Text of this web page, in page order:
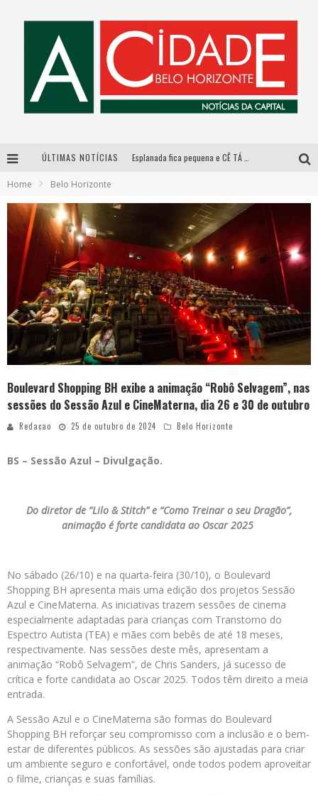
ÚLTIMAS NOTÍCIAS
DiamondMall recebe experiência imersiva que recria o Coliseu e a grandiosidade da Roma Antiga
Galeria Murilo Castro promove curso sobre a História da Arte Brasileira, do Modernismo à produção contemporânea
Home Belo Horizonte
Boulevard Shopping BH exibe a animação “Robô Selvagem”, nas
sessões do Sessão Azul e CineMaterna, dia 26 e 30 de outubro
Redacao 25 de outubro de 2024 Belo Horizonte
BS – Sessão Azul – Divulgação.
Do diretor de “Lilo & Stitch” e “Como Treinar o seu Dragão”,
animação é forte candidata ao Oscar 2025
No sábado (26/10) e na quarta-feira (30/10), o Boulevard
Shopping BH apresenta mais uma edição dos projetos Sessão
Azul e CineMaterna. As iniciativas trazem sessões de cinema
especialmente adaptadas para crianças com Transtorno do
Espectro Autista (TEA) e mães com bebês de até 18 meses,
respectivamente. Nas sessões deste mês, apresentam a
animação “Robô Selvagem”, de Chris Sanders, já sucesso de
crítica e forte candidata ao Oscar 2025. Todos têm direito a meia
entrada.
A Sessão Azul e o CineMaterna são formas do Boulevard
Shopping BH reforçar seu compromisso com a inclusão e o bem-
estar de diferentes públicos. As sessões são ajustadas para criar
um ambiente seguro e confortável, onde todos podem aproveitar
o filme, crianças e suas famílias.